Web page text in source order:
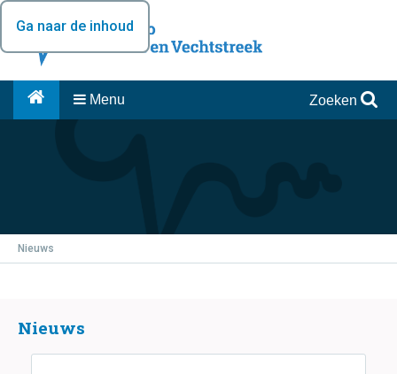
Ga naar de inhoud
Menu Zoeken
Nieuws
Nieuws